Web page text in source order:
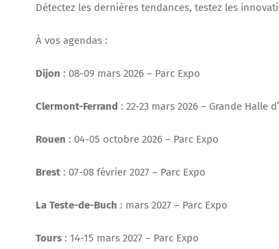
Détectez les dernières tendances, testez les
À vos agendas :
Dijon : 08-09 mars 2026 – Parc Expo
Clermont-Ferrand : 22-23 mars 2026 – Grande Halle
Rouen : 04-05 octobre 2026 – Parc Expo
Brest : 07-08 février 2027 – Parc Expo
La Teste-de-Buch : mars 2027 – Parc Expo
Tours : 14-15 mars 2027 – Parc Expo